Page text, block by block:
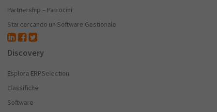
Partnership – Patrocini
Stai cercando un Software Gestionale
Discovery
Esplora ERPSelection
Classifiche
Software